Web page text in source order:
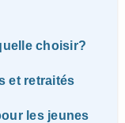
choisir?
et retraités
les jeunes